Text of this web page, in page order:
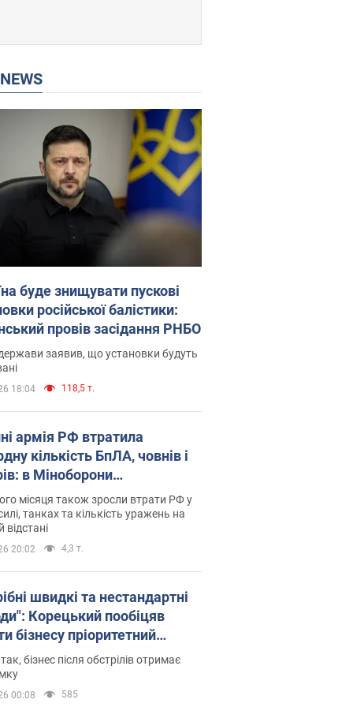
NEWS
буде знищувати пускові
російської балістики:
провів засідання РНБО
заявив, що установки будуть
18:04 118,5 т.
армія РФ втратила
кількість БпЛА, човнів і
в Міноборони
статистику
місяця також зросли втрати РФ у
танках та кількість уражень на
відстані
20:02 4,3 т.
швидкі та нестандартні
Корецький пообіцяв
бізнесу пріоритетний
до наявних складських
бізнес після обстрілів отримає
00:08 585